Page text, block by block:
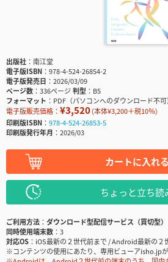
出版社
南江堂
電子版ISBN
978-4-524-26854-2
電子版発売日
2026/03/09
ページ数
336ページ判型
B5
フォーマット
PDF（パソコンへのダウンロード不可
電子版販売価格： ¥3,520(本体¥3,200＋税10％)
印刷版ISBN
978-4-524-26853-5
印刷版発行年月
2026/03
カートに入れる
ちょっと立ち読
ご利用方法
ダウンロード型配信サービス（買切型）
同時使用端末数
3
対応OS
iOS最新の２世代前まで / Android最新の２
※コンテンツの使用にあたり、専用ビューアisho.jp